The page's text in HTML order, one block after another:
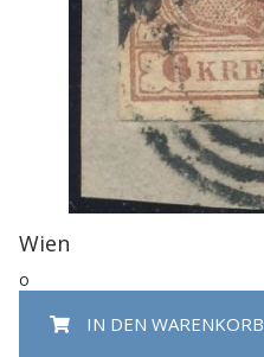
Wien
o
IN DEN WARENKORB